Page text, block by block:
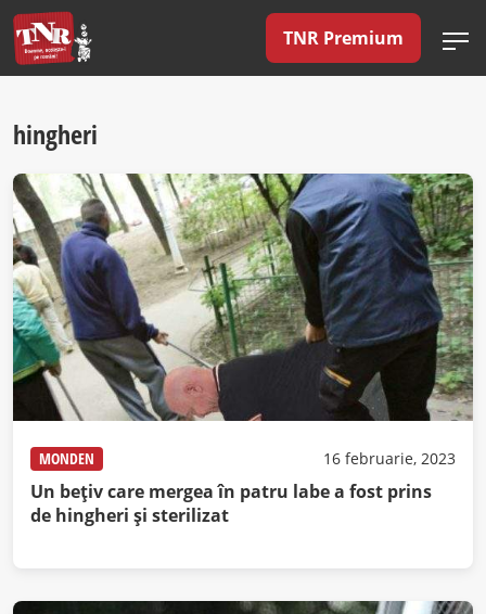
TNR Premium
hingheri
MONDEN 16 februarie, 2023
Un bețiv care mergea în patru labe a fost prins
de hingheri și sterilizat